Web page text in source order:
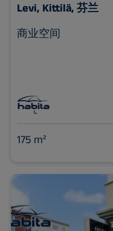
Levi, Kittilä, 芬兰
商业空间
175 m²